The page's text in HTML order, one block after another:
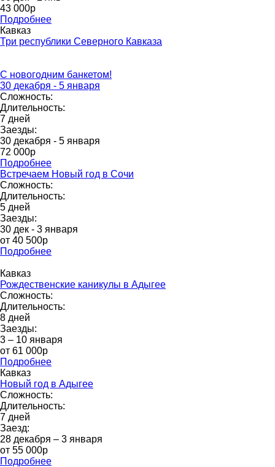
43 000p
Подробнее
Кавказ
Три республики Северного Кавказа
С новогодним банкетом!
30 декабря - 5 января
Сложность:
Длительность:
7 дней
Заезды:
30 декабря - 5 января
72 000p
Подробнее
Встречаем Новый год в Сочи
Сложность:
Длительность:
5 дней
Заезды:
30 дек - 3 января
от 40 500р
Подробнее
Кавказ
Рождественские каникулы в Адыгее
Сложность:
Длительность:
8 дней
Заезды:
3 – 10 января
от 61 000p
Подробнее
Кавказ
Новый год в Адыгее
Сложность:
Длительность:
7 дней
Заезд:
28 декабря – 3 января
от 55 000р
Подробнее